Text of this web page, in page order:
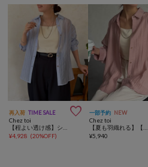
再入荷 TIME SALE 
Chez toi
【程よい透け感】シアーストライプシャツ
¥4,928 (20%OFF)
一部予約 NEW
Chez toi
【夏も羽織れる】【体型カバー】バックタックセミシアーシャツ
¥5,940